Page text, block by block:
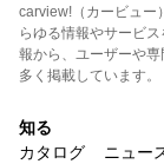
carview!（カービュー
らゆる情報やサービ
報から、ユーザーや
多く掲載しています。
知る
カタログ
ニュー